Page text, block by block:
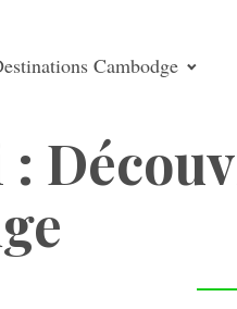
Cambodge